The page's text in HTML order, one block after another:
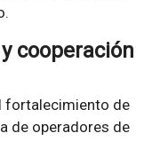
cooperación
fortalecimiento de
de operadores de